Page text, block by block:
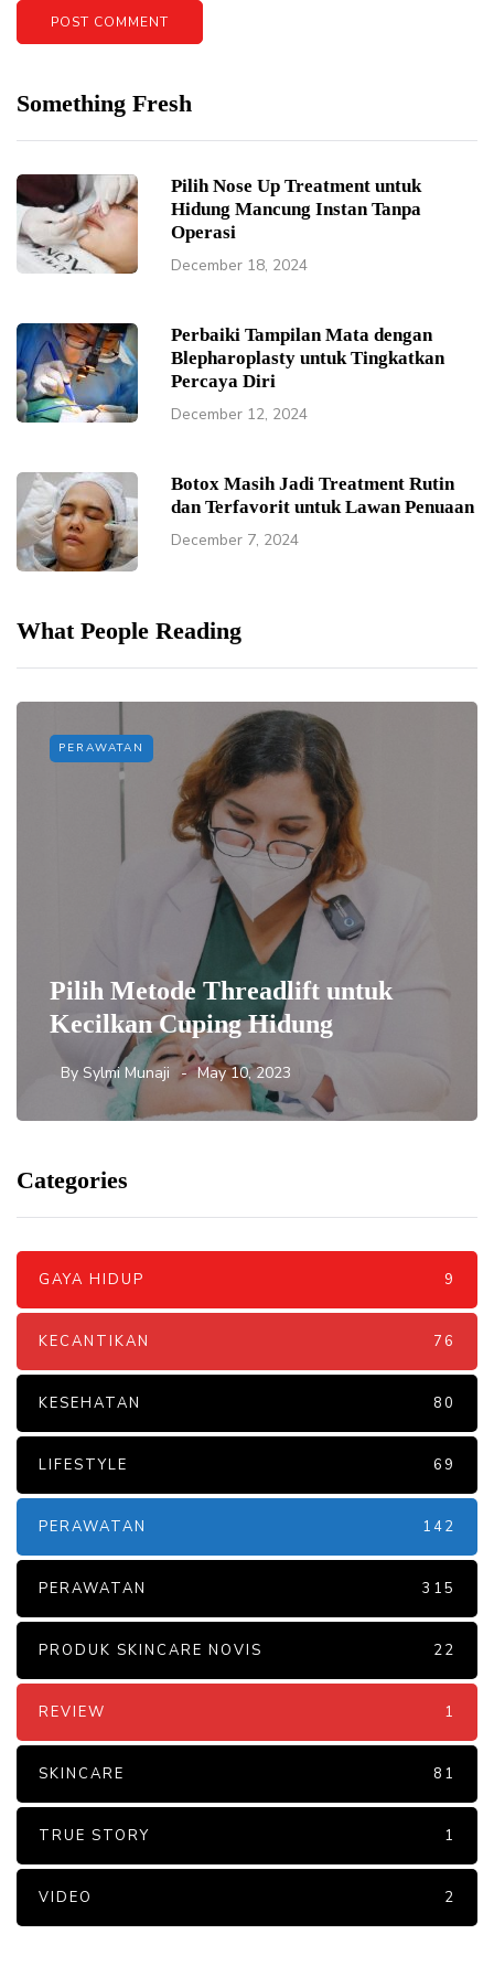
Something Fresh
Pilih Nose Up Treatment untuk
Hidung Mancung Instan Tanpa
Operasi
December 18, 2024
Perbaiki Tampilan Mata dengan
Blepharoplasty untuk Tingkatkan
Percaya Diri
December 12, 2024
Botox Masih Jadi Treatment Rutin
dan Terfavorit untuk Lawan Penuaan
December 7, 2024
What People Reading
PERAWATAN
Pilih Metode Threadlift untuk
Kecilkan Cuping Hidung
By Sylmi Munaji May 10, 2023
Categories
GAYA HIDUP 9
KECANTIKAN 76
KESEHATAN 80
LIFESTYLE 69
PERAWATAN 142
PERAWATAN 315
PRODUK SKINCARE NOVIS 22
REVIEW 1
SKINCARE 81
TRUE STORY 1
VIDEO 2